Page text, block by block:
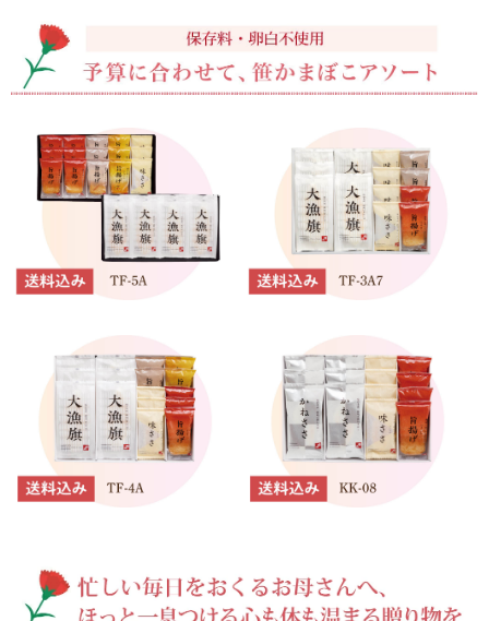
鯛めしの素
10BAR(テンバー)
牛たん かねざき 牛たん メンチ
はらこ飯物語 鐘崎屋の天然だし
5,001円以上 4,001円～5,000円
3,001円～4,000円 2,001円～3,000円
1,001円～2,000円 1,000円以下